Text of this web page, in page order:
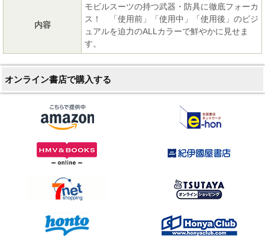
内容
モビルスーツの持つ武器・防具に徹底フォーカ
ス！ 「使用前」「使用中」「使用後」のビジ
ュアルを迫力のALLカラーで鮮やかに見せま
す。
オンライン書店で購入する